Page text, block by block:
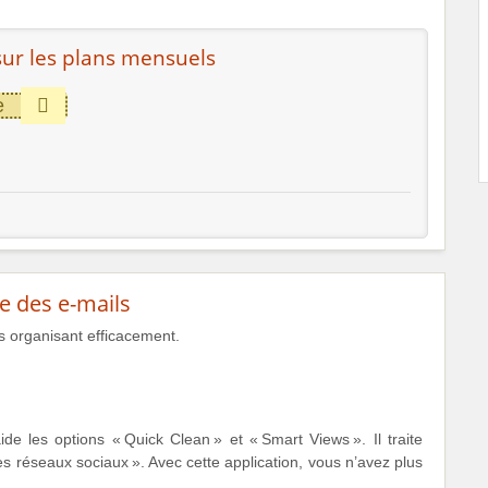
les plans mensuels
des e-mails
organisant efficacement.
les options « Quick Clean » et « Smart Views ». Il traite
réseaux sociaux ». Avec cette application, vous n’avez plus